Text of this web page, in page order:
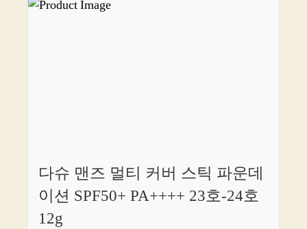
다슈 맨즈 멀티 커버 스틱 파운데
이션 SPF50+ PA++++ 23호-24호
12g